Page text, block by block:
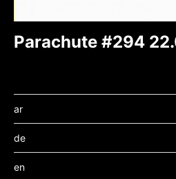
Parachute #294
ar
de
en